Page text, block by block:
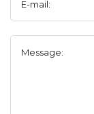
E-mail:
Message: